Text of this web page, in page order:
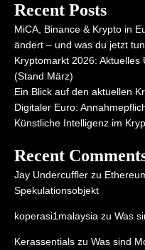
Recent Posts
MiCA, Binance & Krypto in
ändert – und was du jetzt
Kryptomarkt 2026:
(Stand März)
Ein Blick auf den aktuellen
Digitaler Euro:
Künstliche Intelligenz im
Recent
Jay Undercuffler zu
Spekulationsobjekt
koperasi1malaysia zu Was
Kerassentials zu Was sind